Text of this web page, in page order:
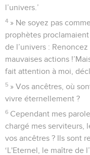
l’univers.’
4 » Ne soyez pas
prophètes
de l’univers :
mauvaises actions
fait attention à moi,
5 » Vos ancêtres, où
vivre éternellement ?
6 Cependant mes
chargé mes serviteurs,
vos ancêtres ? Ils sont
‘L'Eternel, le maître de